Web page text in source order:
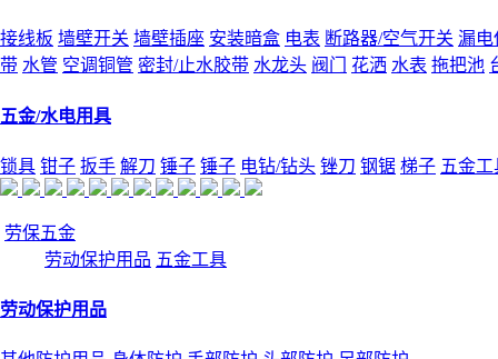
接线板 墙壁开关 墙壁插座 安装暗盒 电表 断路器/空气开关 漏电
带 水管 空调铜管 密封/止水胶带 水龙头 阀门 花洒 水表 拖把池
五金/水电用具
锁具 钳子 扳手 解刀 锤子 锤子 电钻/钻头 锉刀 钢锯 梯子 五金
劳保五金
劳动保护用品 五金工具
劳动保护用品